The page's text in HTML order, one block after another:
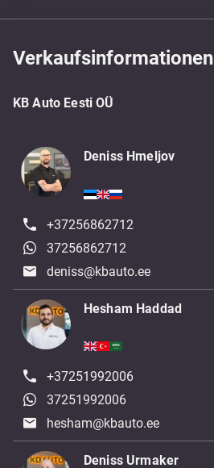
Verkaufsinformationen
KB Auto Eesti OÜ
Deniss Hmeljov
+37256862712
37256862712
deniss@kbauto.ee
Hesham Haddad
+37251992006
37251992006
hesham@kbauto.ee
Deniss Urmaker